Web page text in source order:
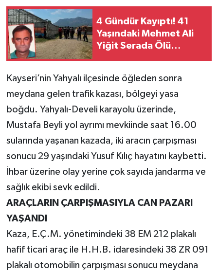
4 Gündür Kayıptı! 41
Yaşındaki Mehmet Ali
Yiğit Serada Ölü
Kayseri’nin Yahyalı ilçesinde öğleden sonra
meydana gelen trafik kazası, bölgeyi yasa
boğdu. Yahyalı-Develi karayolu üzerinde,
Mustafa Beyli yol ayrımı mevkiinde saat 16.00
sularında yaşanan kazada, iki aracın çarpışması
sonucu 29 yaşındaki Yusuf Kılıç hayatını kaybetti.
İhbar üzerine olay yerine çok sayıda jandarma ve
sağlık ekibi sevk edildi.
ARAÇLARIN ÇARPIŞMASIYLA CAN PAZARI
YAŞANDI
Kaza, E.Ç.M. yönetimindeki 38 EM 212 plakalı
hafif ticari araç ile H.H.B. idaresindeki 38 ZR 091
plakalı otomobilin çarpışması sonucu meydana
Teknoloji
Yaşam
KAHRAMANMARAŞ